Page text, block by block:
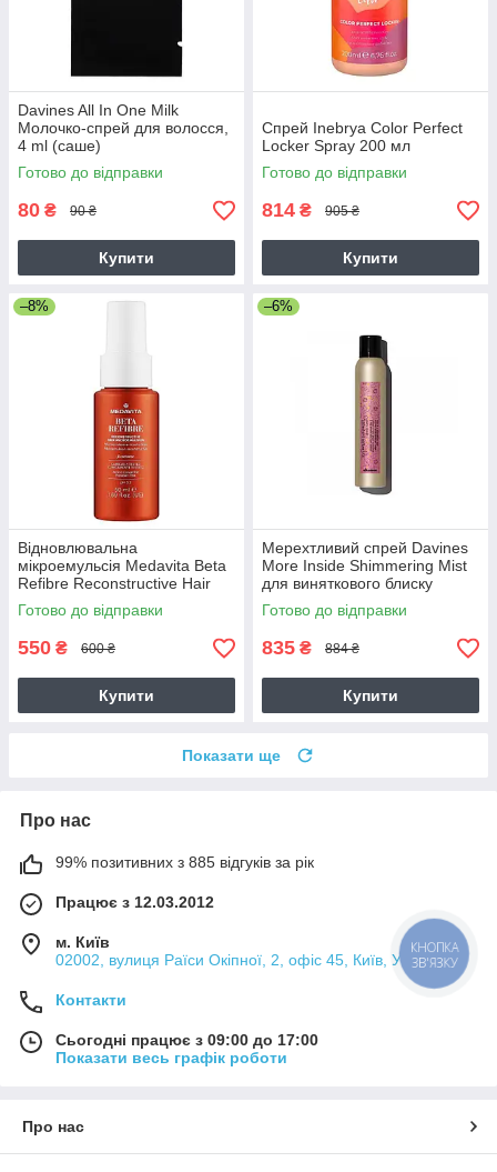
Davines All In One Milk
Молочко-спрей для волосся,
4 ml (саше)
Готово до відправки
80 ₴ 90 ₴
Купити
Спрей Inebrya Color Perfect
Locker Spray 200 мл
Готово до відправки
814 ₴ 905 ₴
Купити
–8%
Відновлювальна
мікроемульсія Medavita Beta
Refibre Reconstructive Hair
Microemulsion для
реконструкції волосся, 50 мл
Готово до відправки
550 ₴ 600 ₴
Купити
–6%
Мерехтливий спрей Davines
More Inside Shimmering Mist
для виняткового блиску
волосся 200 мл
Готово до відправки
835 ₴ 884 ₴
Купити
Показати ще
Про нас
99% позитивних з 885 відгуків за рік
Працює з 12.03.2012
м. Київ
02002, вулиця Раїси Окіпної, 2, офіс 45, Київ, Україна
Контакти
Сьогодні працює з 09:00 до 17:00
Показати весь графік роботи
Про нас
КНОПКА
ЗВ'ЯЗКУ